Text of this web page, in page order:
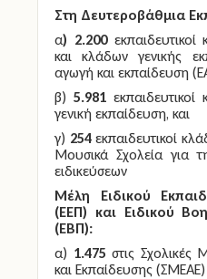
Στη Δευτεροβάθμια
α) 2.200εκπαιδευτικοί
και κλάδων γενικής
αγωγή και εκπαίδευση
β) 5.981
γενική εκπαίδευση, και
γ) 254εκπαιδευτικοί
Μουσικά Σχολεία για
ειδικεύσεων
Μέλη Ειδικού
(ΕΕΠ) και Ειδικού
(ΕΒΠ):
α) 1.475 στις Σχολικές
και Εκπαίδευσης (ΣΜΕΑΕ)